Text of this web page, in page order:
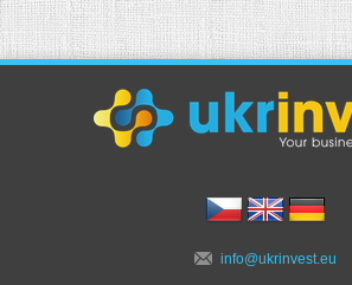
info@ukrinvest.eu